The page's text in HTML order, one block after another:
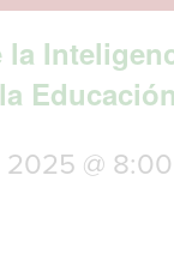
la
Educación
@